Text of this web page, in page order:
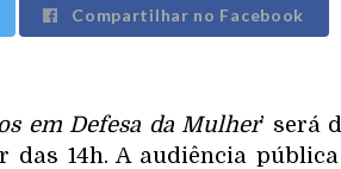
Compartilhar no Facebook
em Defesa da Mulher’ será
14h. A audiência